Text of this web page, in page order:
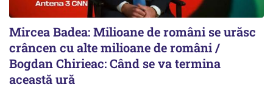
Mircea Badea: Milioane de români se urăsc
crâncen cu alte milioane de români /
Bogdan Chirieac: Când se va termina
această ură